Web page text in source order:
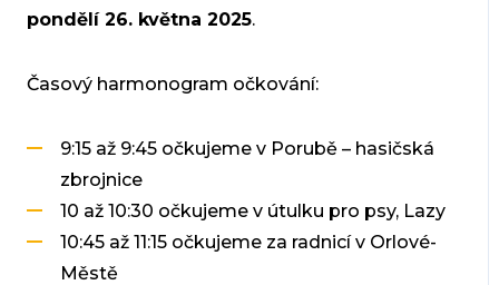
pondělí 26. května 2025.
Časový harmonogram očkování:
9:15 až 9:45 očkujeme v Porubě – hasičská
zbrojnice
10 až 10:30 očkujeme v útulku pro psy, Lazy
10:45 až 11:15 očkujeme za radnicí v Orlové-
Městě